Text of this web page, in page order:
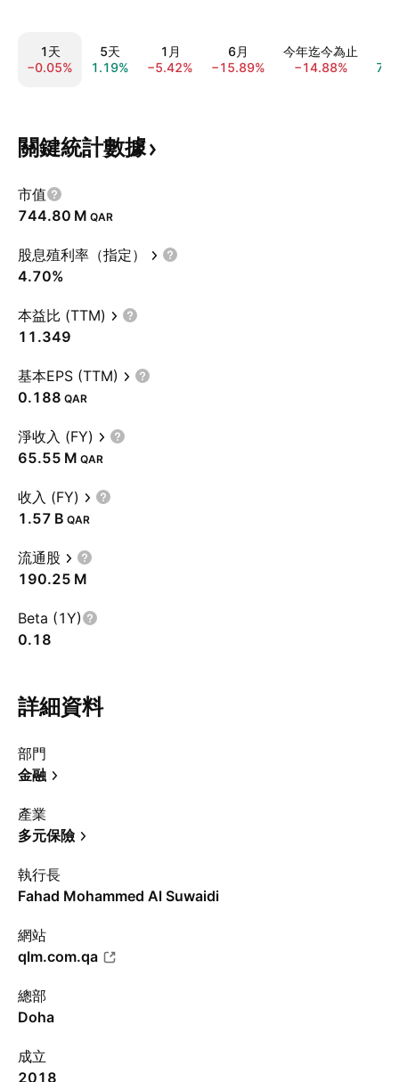
1天
−0.05%
5天
1.19%
1月
−5.42%
6月
−15.89%
今年迄今為止
−14.88%
關鍵統計數據
市值
‪744.80 M‬ QAR
股息殖利率（指定）
4.70%
本益比 (TTM)
11.349
基本EPS (TTM)
0.188 QAR
淨收入 (FY)
‪65.55 M‬ QAR
收入 (FY)
‪1.57 B‬ QAR
流通股
‪190.25 M‬
Beta (1Y)
0.18
詳細資料
部門
金融
產業
多元保險
執行長
Fahad Mohammed Al Suwaidi
網站
qlm.com.qa
總部
Doha
成立
2018